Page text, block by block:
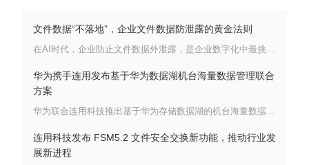
文件数据“不落地”，企业文件数据防泄露的黄金法则
华为携手连用发布基于华为数据湖机台海量数据管理联合
方案
连用科技发布 FSM5.2 文件安全交换新功能，推动行业发
展新进程